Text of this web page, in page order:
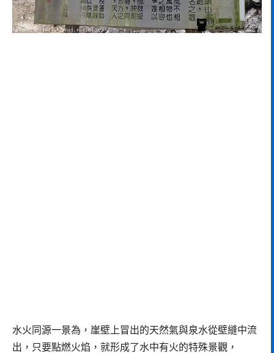
水火同源一景為，崖壁上冒出的天然氣與泉水從壁縫中流
出，只要點燃火焰，就形成了水中有火的特殊景觀，